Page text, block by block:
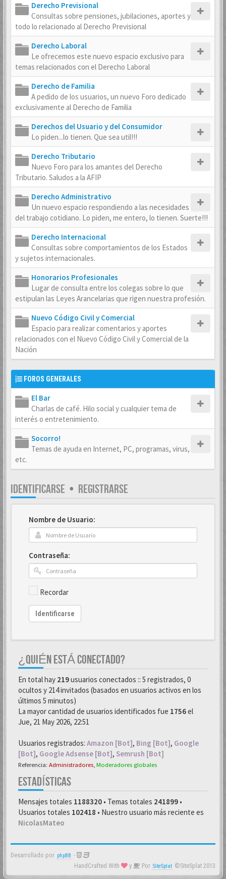
Derecho Previsional
Consultas sobre pensiones, jubilaciones, aportes y
todo lo relacionado al Derecho Previsional
Derecho Laboral
Le ofrecemos este nuevo espacio exclusivo para
temas relacionados con el Derecho Laboral
Derecho de Familia
A pedido de los usuarios, un nuevo Foro dedicado
exclusivamente al Derecho de Familia
Derechos del Usuario y del Consumidor
Lo piden...lo tienen. Que sea util!!!
Derecho Tributario
Nuevo Foro para los amantes del Derecho
Tributario. Saludos a la AFIP
Derecho Administrativo
Un nuevo espacio respondiendo a las necesidades
del trabajo cotidiano. Lo piden, me entero, lo tienen. Suerte!!!
Derecho Internacional
Consultas sobre comportamientos de los Estados
y sujetos internacionales.
Honorarios Profesionales
Lugar de consulta entre los colegas sobre lo que
estipulan las Leyes Arancelarias que rigen nuestra profesión.
Nuevo Código Civil y Comercial
Espacio para realizar comentarios y aportes
relacionados con el Nuevo Código Civil y Comercial de la
Nación
FOROS GENERALES
El Bar
Charlas de café. Hilo social y cualquier tema de
interés o entretenimiento.
Socorro!
Temas de ayuda en Internet, PC, programas, virus,
etc.
IDENTIFICARSE • REGISTRARSE
Nombre de Usuario:
Contraseña:
Recordar
Identificarse
¿QUIÉN ESTÁ CONECTADO?
En total hay 219usuarios conectados :: 5 registrados, 0
ocultos y 214 invitados (basados en usuarios activos en los
últimos 5 minutos)
La mayor cantidad de usuarios identificados fue 1756el
Jue, 21 May 2026, 22:51
Usuarios registrados: Amazon [Bot], Bing [Bot], Google
[Bot], Google Adsense [Bot], Semrush [Bot]
Referencia: Administradores Moderadores globales
ESTADÍSTICAS
Mensajes totales 1188320 • Temas totales 241899 •
Usuarios totales 102418 • Nuestro usuario más reciente es
NicolasMateo
Desarrollado por phpBB -
HandCrafted With
y Por SiteSplat ©SiteSplat 2013